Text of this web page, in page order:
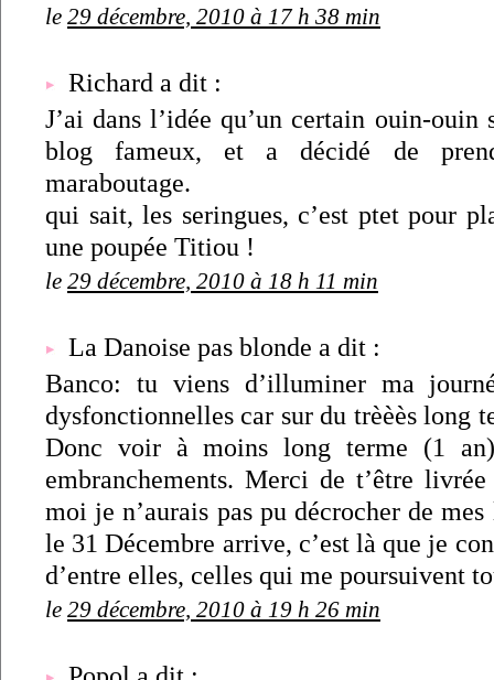
le 29 décembre, 2010 à 17 h 38 min
Richard a dit :
J’ai dans l’idée qu’un certain ouin-ouin
blog fameux, et a décidé de
maraboutage.
qui sait, les seringues, c’est ptet pour
une poupée Titiou !
le 29 décembre, 2010 à 18 h 11 min
La Danoise pas blonde a dit :
Banco: tu viens d’illuminer ma
dysfonctionnelles car sur du trèèès long
Donc voir à moins long terme (1
embranchements. Merci de t’être
moi je n’aurais pas pu décrocher de
le 31 Décembre arrive, c’est là que je
d’entre elles, celles qui me poursuivent
le 29 décembre, 2010 à 19 h 26 min